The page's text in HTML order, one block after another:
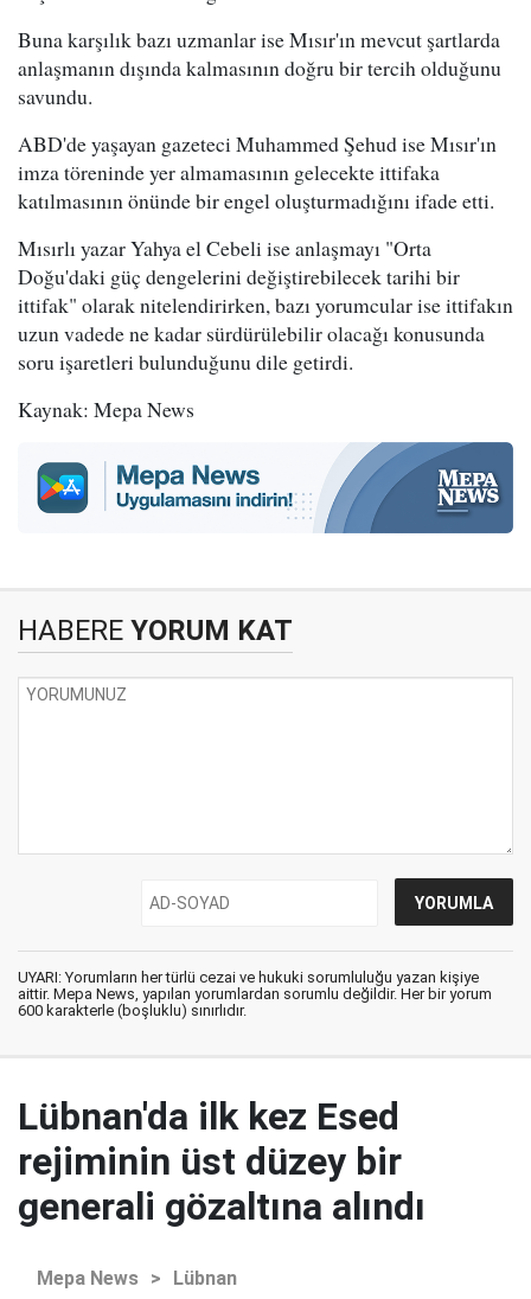
Buna karşılık bazı uzmanlar ise Mısır'ın mevcut şartlarda
anlaşmanın dışında kalmasının doğru bir tercih olduğunu
savundu.
ABD'de yaşayan gazeteci Muhammed Şehud ise Mısır'ın
imza töreninde yer almamasının gelecekte ittifaka
katılmasının önünde bir engel oluşturmadığını ifade etti.
Mısırlı yazar Yahya el Cebeli ise anlaşmayı "Orta
Doğu'daki güç dengelerini değiştirebilecek tarihi bir
ittifak" olarak nitelendirirken, bazı yorumcular ise ittifakın
uzun vadede ne kadar sürdürülebilir olacağı konusunda
soru işaretleri bulunduğunu dile getirdi.
Kaynak: Mepa News
HABERE YORUM KAT
UYARI: Yorumların her türlü cezai ve hukuki sorumluluğu yazan kişiye
aittir. Mepa News, yapılan yorumlardan sorumlu değildir. Her bir yorum
600 karakterle (boşluklu) sınırlıdır.
Lübnan'da ilk kez Esed
rejiminin üst düzey bir
generali gözaltına alındı
Mepa News > Lübnan